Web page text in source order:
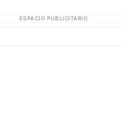
ESPACIO PUBLICITARIO